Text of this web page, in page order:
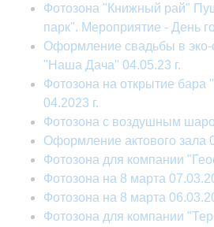
Фотозона "Книжный рай"
парк". Мероприятие - День
Оформление свадьбы в эко-
"Наша Дача" 04.05.23 г.
Фотозона на открытие
04.2023 г.
Фотозона с воздушным
Оформление актового зала
Фотозона для компании
Фотозона на 8 марта
Фотозона на 8 марта
Фотозона для компании